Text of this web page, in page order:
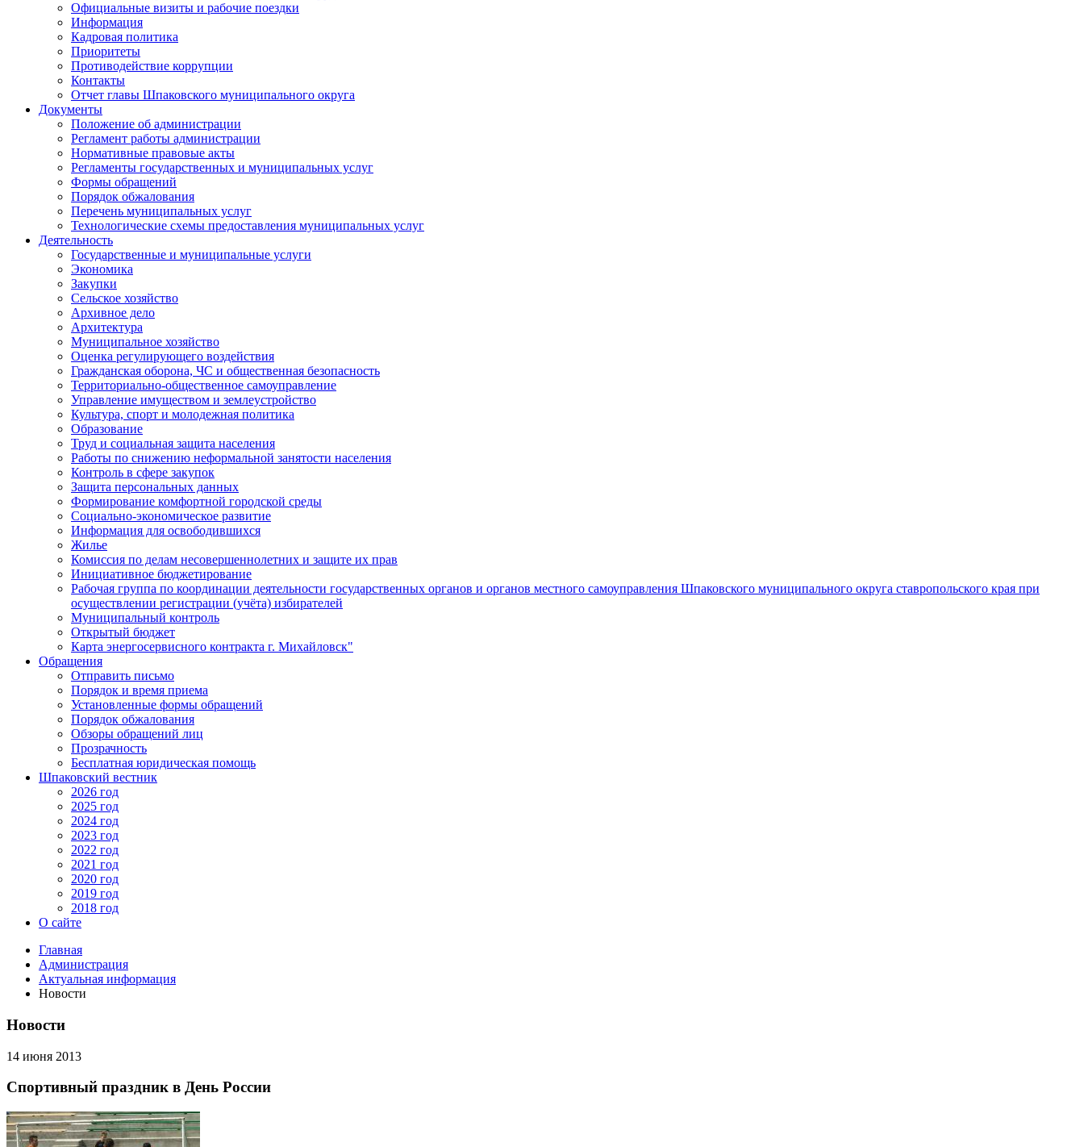
Официальные визиты и рабочие поездки
Информация
Кадровая политика
Приоритеты
Противодействие коррупции
Контакты
Отчет главы Шпаковского муниципального округа
Документы
Положение об администрации
Регламент работы администрации
Нормативные правовые акты
Регламенты государственных и муниципальных услуг
Формы обращений
Порядок обжалования
Перечень муниципальных услуг
Технологические схемы предоставления муниципальных услуг
Деятельность
Государственные и муниципальные услуги
Экономика
Закупки
Сельское хозяйство
Архивное дело
Архитектура
Муниципальное хозяйство
Оценка регулирующего воздействия
Гражданская оборона, ЧС и общественная безопасность
Территориально-общественное самоуправление
Управление имуществом и землеустройство
Культура, спорт и молодежная политика
Образование
Труд и социальная защита населения
Работы по снижению неформальной занятости населения
Контроль в сфере закупок
Защита персональных данных
Формирование комфортной городской среды
Социально-экономическое развитие
Информация для освободившихся
Жилье
Комиссия по делам несовершеннолетних и защите их прав
Инициативное бюджетирование
Рабочая группа по координации деятельности государственных органов и органов местного самоуправления Шпаковского муниципального округа ставропольского края при
осуществлении регистрации (учёта) избирателей
Муниципальный контроль
Открытый бюджет
Карта энергосервисного контракта г. Михайловск"
Обращения
Отправить письмо
Порядок и время приема
Установленные формы обращений
Порядок обжалования
Обзоры обращений лиц
Прозрачность
Бесплатная юридическая помощь
Шпаковский вестник
2026 год
2025 год
2024 год
2023 год
2022 год
2021 год
2020 год
2019 год
2018 год
О сайте
Главная
Администрация
Актуальная информация
Новости
Новости
14 июня 2013
Спортивный праздник в День России